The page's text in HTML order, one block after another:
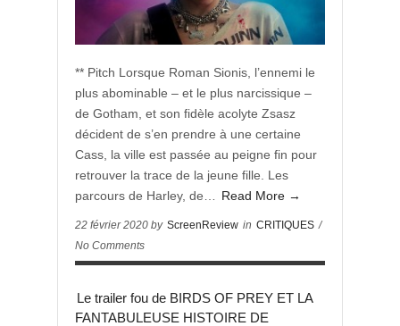
** Pitch Lorsque Roman Sionis, l’ennemi le
plus abominable – et le plus narcissique –
de Gotham, et son fidèle acolyte Zsasz
décident de s’en prendre à une certaine
Cass, la ville est passée au peigne fin pour
retrouver la trace de la jeune fille. Les
parcours de Harley, de…
Read More →
22 février 2020 by ScreenReview in CRITIQUES /
No Comments
Le trailer fou de BIRDS OF PREY ET LA
FANTABULEUSE HISTOIRE DE